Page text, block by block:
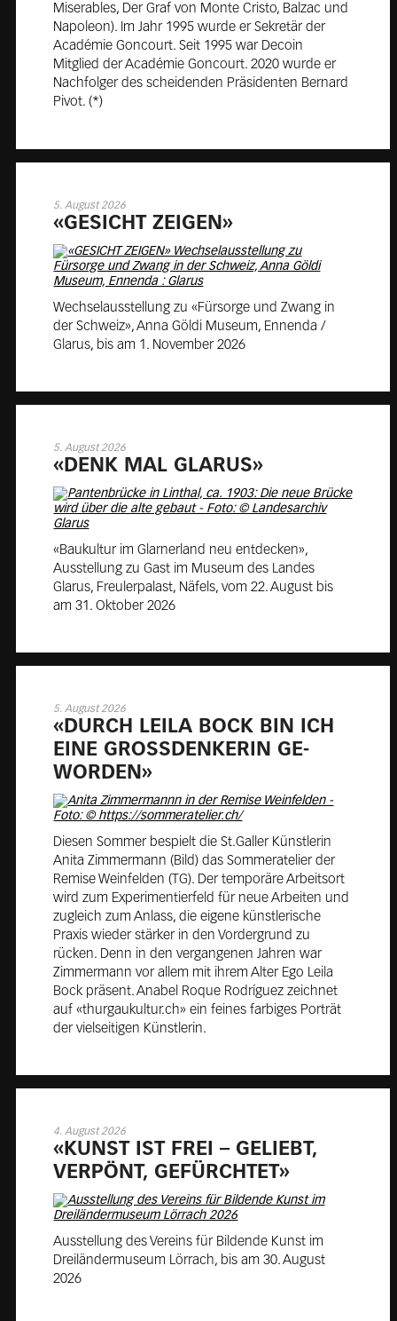
Miserables, Der Graf von Monte Cristo, Balzac und
Napoleon). Im Jahr 1995 wurde er Sekretär der
Académie Goncourt. Seit 1995 war Decoin
Mitglied der Académie Goncourt. 2020 wurde er
Nachfolger des scheidenden Präsidenten Bernard
Pivot. (*)
5. August 2026
«GE­SICHT ZEI­GEN»
Wechselausstellung zu «Fürsorge und Zwang in
der Schweiz», Anna Göldi Museum, Ennenda /
Glarus, bis am 1. November 2026
5. August 2026
«DENK MAL GLA­RUS»
«Baukultur im Glarnerland neu entdecken»,
Ausstellung zu Gast im Museum des Landes
Glarus, Freulerpalast, Näfels, vom 22. August bis
am 31. Oktober 2026
5. August 2026
«DURCH LEILA BOCK BIN ICH
EINE GROSS­DEN­KE­RIN GE­
WOR­DEN»
Diesen Sommer bespielt die St.Galler Künstlerin
Anita Zimmermann (Bild) das Sommeratelier der
Remise Weinfelden (TG). Der temporäre Arbeitsort
wird zum Experimentierfeld für neue Arbeiten und
zugleich zum Anlass, die eigene künstlerische
Praxis wieder stärker in den Vordergrund zu
rücken. Denn in den vergangenen Jahren war
Zimmermann vor allem mit ihrem Alter Ego Leila
Bock präsent. Anabel Roque Rodríguez zeichnet
auf «thurgaukultur.ch» ein feines farbiges Porträt
der vielseitigen Künstlerin.
4. August 2026
«KUNST IST FREI – GE­LIEBT,
VER­PÖNT, GE­FÜRCH­TET»
Ausstellung des Vereins für Bildende Kunst im
Dreiländermuseum Lörrach, bis am 30. August
2026